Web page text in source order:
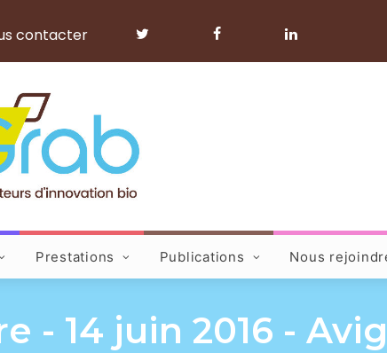
contacter
Prestations Publications Nous
- 14 juin 2016 -